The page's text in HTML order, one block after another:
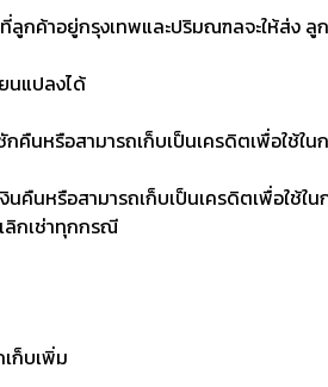
ค้าอยู่กรุงเทพและปริมณฑลจะให้ส่ง ลูก
นแปลงได้
หรือสามารถเก็บเป็นเครดิตเพื่อใช้ใน
หรือสามารถเก็บเป็นเครดิตเพื่อใช้ใ
ลิกเช่าทุกกรณี
ก็บเพิ่ม